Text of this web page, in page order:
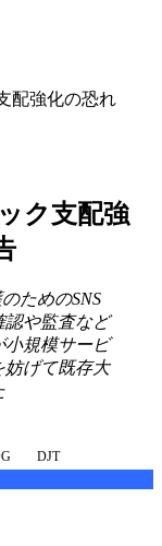
配強化の恐れ
ク支配強
ためのSNS
認や監査など
小規模サービ
妨げて既存大
DJT